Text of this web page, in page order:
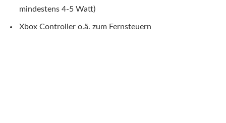
mindestens 4-5 Watt)
Xbox Controller o.ä. zum Fernsteuern